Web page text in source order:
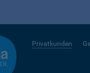
Privatkunden